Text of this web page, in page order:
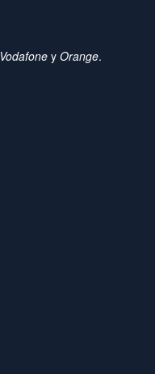
Vodafone y Orange.